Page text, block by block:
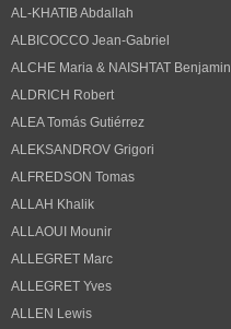
AL-KHATIB Abdallah
ALBICOCCO Jean-Gabriel
ALCHE Maria & NAISHTAT Benjamin
ALDRICH Robert
ALEA Tomás Gutiérrez
ALEKSANDROV Grigori
ALFREDSON Tomas
ALLAH Khalik
ALLAOUI Mounir
ALLEGRET Marc
ALLEGRET Yves
ALLEN Lewis